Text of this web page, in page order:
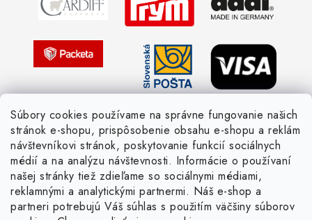
Súbory cookies používame na správne fungovanie našich
stránok e-shopu, prispôsobenie obsahu e-shopu a reklám
návštevníkovi stránok, poskytovanie funkcií sociálnych
médií a na analýzu návštevnosti. Informácie o používaní
našej stránky tiež zdieľame so sociálnymi médiami,
reklamnými a analytickými partnermi. Náš e-shop a
partneri potrebujú Váš súhlas s použitím väčšiny súborov
Žiadosť dotknutej osoby
Pletený slovník anglicky-česky
Pletený slovník česky-anglicky